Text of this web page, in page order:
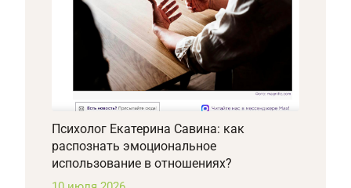
Психолог Екатерина Савина: как
распознать эмоциональное
использование в отношениях?